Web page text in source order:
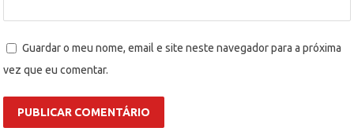
Guardar o meu nome, email e site neste navegador para a próxima
vez que eu comentar.